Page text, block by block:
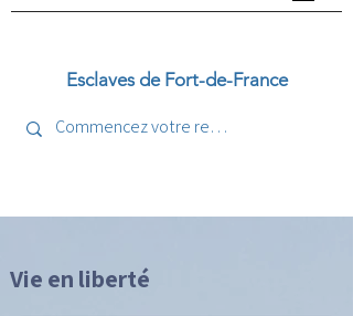
Esclaves de Fort-de-France
Vie en liberté